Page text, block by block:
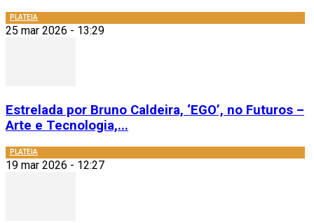
PLATEIA
25 mar 2026 - 13:29
Estrelada por Bruno Caldeira, ‘EGO’, no Futuros –
Arte e Tecnologia,...
PLATEIA
19 mar 2026 - 12:27